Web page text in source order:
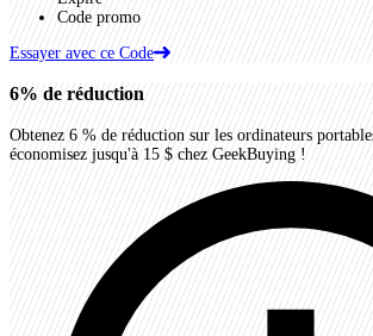
Code promo
Essayer avec ce Code
6% de réduction
Obtenez 6 % de réduction sur les ordinateurs
économisez jusqu'à 15 $ chez GeekBuying !